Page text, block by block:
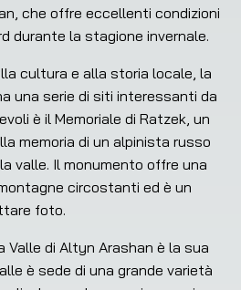
che offre eccellenti condizioni
durante la stagione invernale.
cultura e alla storia locale, la
una serie di siti interessanti da
è il Memoriale di Ratzek, un
memoria di un alpinista russo
valle. Il monumento offre una
circostanti ed è un
foto.
di Altyn Arashan è la sua
è sede di una grande varietà